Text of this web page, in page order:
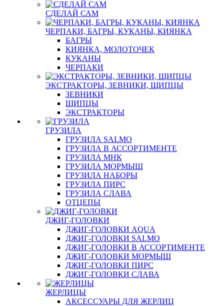
СДЕЛАЙ САМ
ЧЕРПАКИ, БАГРЫ, КУКАНЫ, КИЯНКА
БАГРЫ
КИЯНКА, МОЛОТОЧЕК
КУКАНЫ
ЧЕРПАКИ
ЭКСТРАКТОРЫ, ЗЕВНИКИ, ЩИПЦЫ
ЗЕВНИКИ
ЩИПЦЫ
ЭКСТРАКТОРЫ
ГРУЗИЛА
ГРУЗИЛА SALMO
ГРУЗИЛА В АССОРТИМЕНТЕ
ГРУЗИЛА МНК
ГРУЗИЛА МОРМЫШ
ГРУЗИЛА НАБОРЫ
ГРУЗИЛА ПИРС
ГРУЗИЛА СЛАВА
ОТЦЕПЫ
ДЖИГ-ГОЛОВКИ
ДЖИГ-ГОЛОВКИ AQUA
ДЖИГ-ГОЛОВКИ SALMO
ДЖИГ-ГОЛОВКИ В АССОРТИМЕНТЕ
ДЖИГ-ГОЛОВКИ МОРМЫШ
ДЖИГ-ГОЛОВКИ ПИРС
ДЖИГ-ГОЛОВКИ СЛАВА
ЖЕРЛИЦЫ
АКСЕССУАРЫ ДЛЯ ЖЕРЛИЦ